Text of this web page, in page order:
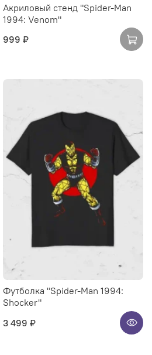
Акриловый стенд "Spider-Man
1994: Venom"
999 ₽
Футболка "Spider-Man 1994:
Shocker"
3 499 ₽